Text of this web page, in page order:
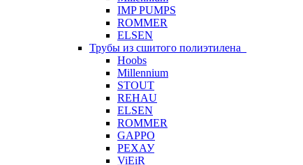
IMP PUMPS
ROMMER
ELSEN
Трубы из сшитого полиэтилена
Hoobs
Millennium
STOUT
REHAU
ELSEN
ROMMER
GAPPO
РЕХАУ
ViEiR